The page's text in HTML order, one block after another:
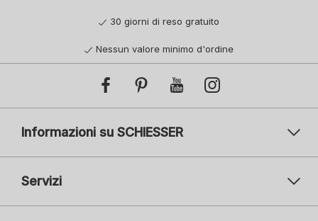
30 giorni di reso gratuito
Nessun valore minimo d'ordine
Informazioni su SCHIESSER
Servizi